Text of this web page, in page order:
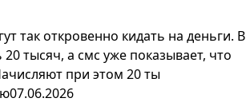
так откровенно кидать на деньги. В
тысяч, а смс уже показывает, что
при этом 20 ты
07.06.2026